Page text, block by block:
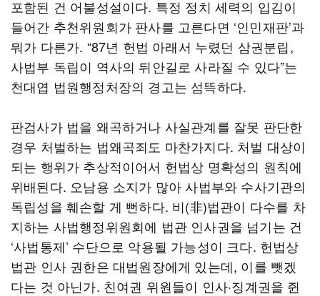
포함된 건 어불성설이다. 특정 정치 세력의 입김이
들어간 추천위원회가 판사를 고른다면 ‘인민재판’과
뭐가 다른가. “87년 헌법 아래서 누렸던 삼권분립,
사법부 독립이 역사의 뒤안길로 사라질 수 있다”는
천대엽 법원행정처장의 경고는 섬뜩하다.
판검사가 법을 왜곡하거나 사실관계를 잘못 판단한
경우 처벌하는 법왜곡죄도 마찬가지다. 처벌 대상이
되는 행위가 추상적이어서 헌법상 명확성의 원칙에
위배된다. 오남용 소지가 많아 사법부와 수사기관의
독립성을 훼손할 게 뻔하다. 비(非)법관이 다수를 차
지하는 사법행정위원회에 법관 인사권을 넘기는 건
‘사법통제’ 수단으로 악용될 가능성이 크다. 헌법상
법관 인사 권한은 대법원장에게 있는데, 이를 뺏겠
다는 것 아닌가. 친여권 위원들이 인사·징계권을 쥔